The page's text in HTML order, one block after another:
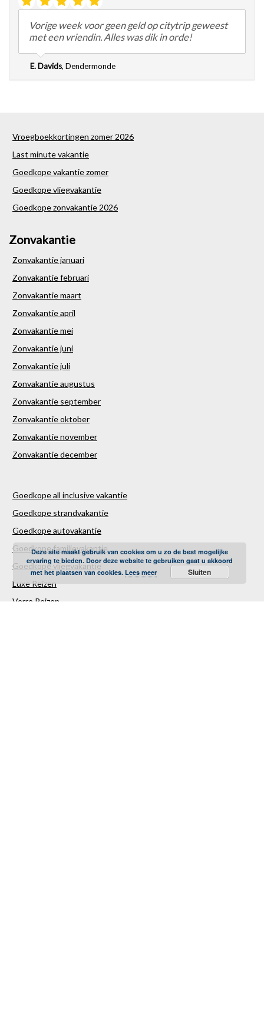
Vorige week voor geen geld op citytrip geweest
met een vriendin. Alles was dik in orde!
E. Davids, Dendermonde
Vroegboekkortingen zomer 2026
Last minute vakantie
Goedkope vakantie zomer
Goedkope vliegvakantie
Goedkope zonvakantie 2026
Zonvakantie
Zonvakantie januari
Zonvakantie februari
Zonvakantie maart
Zonvakantie april
Zonvakantie mei
Zonvakantie juni
Zonvakantie juli
Zonvakantie augustus
Zonvakantie september
Zonvakantie oktober
Zonvakantie november
Zonvakantie december
Goedkope all inclusive vakantie
Goedkope strandvakantie
Goedkope autovakantie
Goedkope familievakantie
Goedkope vliegvakantie
Luxe Reizen
Verre Reizen
Deze site maakt gebruik van cookies om u zo de best mogelijke
ervaring te bieden. Door deze website te gebruiken gaat u akkoord
met het plaatsen van cookies. Lees meer Sluiten